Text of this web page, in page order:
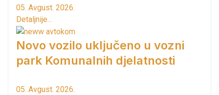
05. Avgust. 2026.
Detaljnije...
Novo vozilo uključeno u vozni
park Komunalnih djelatnosti
05. Avgust. 2026.